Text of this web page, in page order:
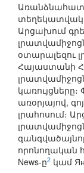
Արցախում
օտարալեզու
Հայաստանի
առօրյայով,
լրահոսում։
որոնողական
News-ը2 կամ